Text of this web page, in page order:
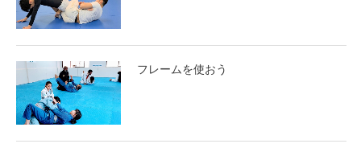
フレームを使おう